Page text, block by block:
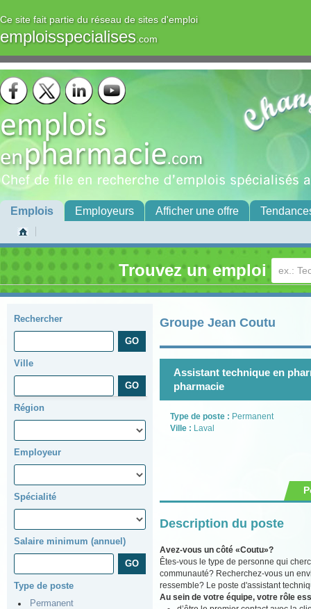
Ce site fait partie du réseau de sites d'emploi
emploisspecialises.com
Emplois Employeurs Afficher une offre
Trouvez un emploi
Rechercher
Ville
Région
Employeur
Spécialité
Salaire minimum (annuel)
Type de poste
Permanent
Groupe Jean Coutu
Assistant technique en
pharmacie
Type de poste : Permanent
Ville : Laval
Description du poste
Avez-vous un côté «Coutu»?
Êtes-vous le type de personne qui
communauté? Recherchez-vous un
ressemble? Le poste d'assistant
Au sein de votre équipe, votre rôle